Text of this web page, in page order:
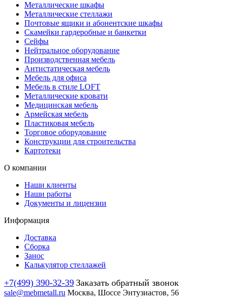
Металлические шкафы
Металлические стеллажи
Почтовые ящики и абонентские шкафы
Скамейки гардеробные и банкетки
Сейфы
Нейтральное оборудование
Производственная мебель
Антистатическая мебель
Мебель для офиса
Мебель в стиле LOFT
Металлические кровати
Медицинская мебель
Армейская мебель
Пластиковая мебель
Торговое оборудование
Конструкции для строительства
Картотеки
О компании
Наши клиенты
Наши работы
Документы и лицензии
Информация
Доставка
Сборка
Занос
Калькулятор стеллажей
+7(499) 390-32-39 Заказать обратный звонок
sale@mebmetall.ru Москва, Шоссе Энтузиастов, 56